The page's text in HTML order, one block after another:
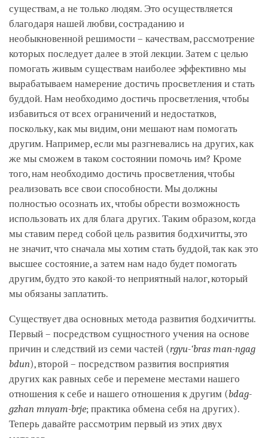
существам, а не только людям. Это осуществляется
благодаря нашей любви, состраданию и
необыкновенной решимости – качествам, рассмотрение
которых последует далее в этой лекции. Затем с целью
помогать живым существам наиболее эффективно мы
вырабатываем намерение достичь просветления и стать
буддой. Нам необходимо достичь просветления, чтобы
избавиться от всех ограничений и недостатков,
поскольку, как мы видим, они мешают нам помогать
другим. Например, если мы разгневались на других, как
же мы сможем в таком состоянии помочь им? Кроме
того, нам необходимо достичь просветления, чтобы
реализовать все свои способности. Мы должны
полностью осознать их, чтобы обрести возможность
использовать их для блага других. Таким образом, когда
мы ставим перед собой цель развития бодхичитты, это
не значит, что сначала мы хотим стать буддой, так как это
высшее состояние, а затем нам надо будет помогать
другим, будто это какой-то неприятный налог, который
мы обязаны заплатить.
Существует два основных метода развития бодхичитты.
Первый – посредством сущностного учения на основе
причин и следствий из семи частей (rgyu-‘bras man-ngag
bdun), второй – посредством развития восприятия
других как равных себе и перемене местами нашего
отношения к себе и нашего отношения к другим (bdag-
gzhan mnyam-brje; практика обмена себя на других).
Теперь давайте рассмотрим первый из этих двух